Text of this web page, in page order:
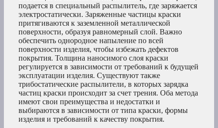
подается в специальный распылитель, где заряжается
электростатически. Заряженные частицы краски
притягиваются к заземленной металлической
поверхности, образуя равномерный слой. Важно
обеспечить однородное напыление по всей
поверхности изделия, чтобы избежать дефектов
покрытия. Толщина наносимого слоя краски
регулируется в зависимости от требований к будущей
эксплуатации изделия. Существуют также
трибостатические распылители, в которых зарядка
частиц краски происходит за счет трения. Оба метода
имеют свои преимущества и недостатки и
выбираются в зависимости от типа краски, формы
изделия и требований к качеству покрытия.